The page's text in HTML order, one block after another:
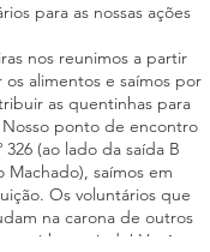
para as nossas ações
nos reunimos a partir
alimentos e saímos por
as quentinhas para
ponto de encontro
(ao lado da saída B
saímos em
Os voluntários que
na carona de outros
será bem-vinda! Você